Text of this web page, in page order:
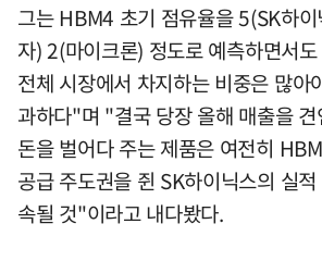
그는 HBM4 초기 점유율을 5(SK하
자) 2(마이크론) 정도로 예측하면서
전체 시장에서 차지하는 비중은 많
과하다"며 "결국 당장 올해 매출을
돈을 벌어다 주는 제품은 여전히
공급 주도권을 쥔 SK하이닉스의 실
속될 것"이라고 내다봤다.